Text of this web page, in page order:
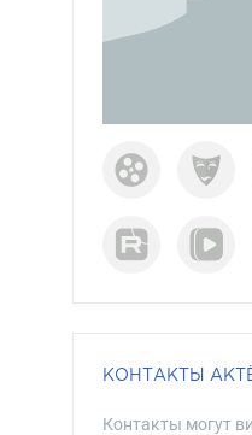
КОНТАКТЫ
Контакты могут